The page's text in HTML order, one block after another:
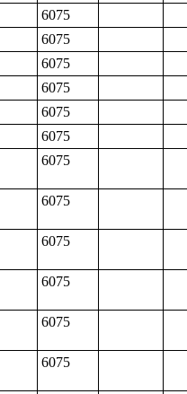
6075
6075
6075
6075
6075
6075
6075
6075
6075
6075
6075
6075